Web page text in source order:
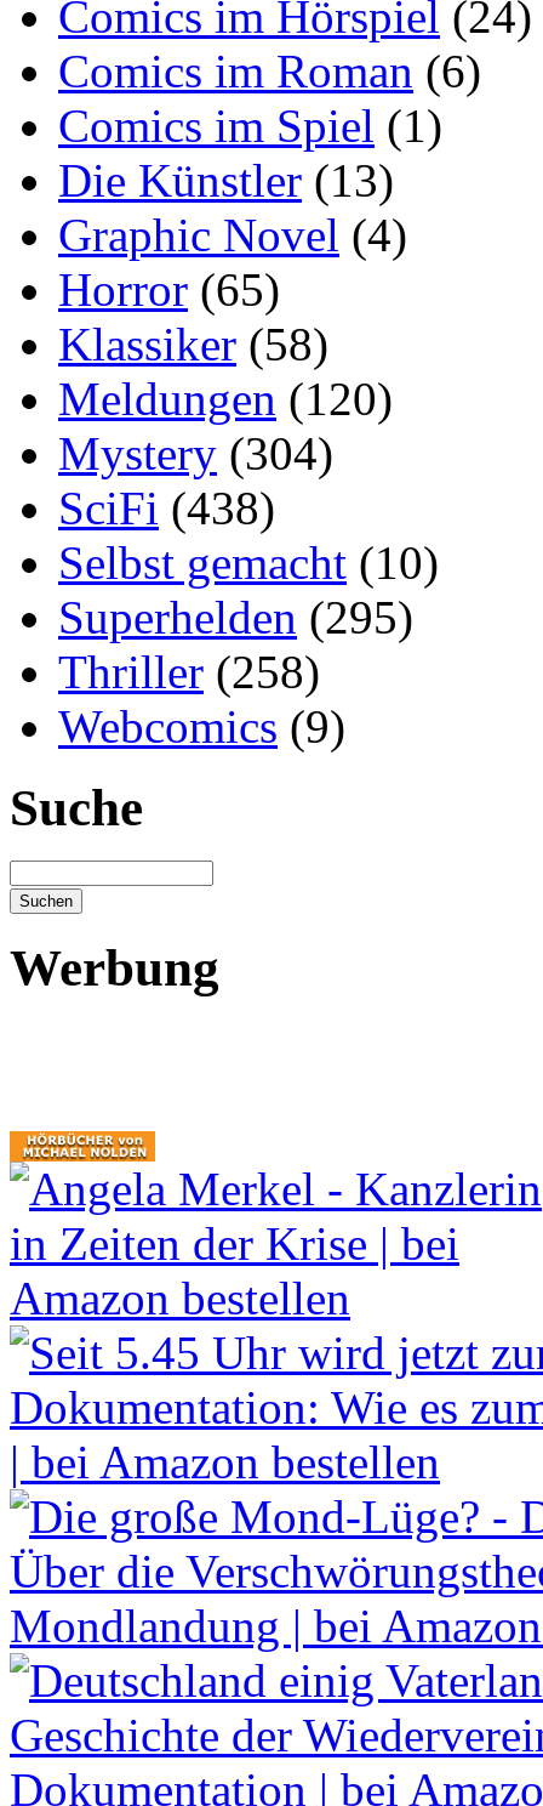
Comics im Hörspiel (24)
Comics im Roman (6)
Comics im Spiel (1)
Die Künstler (13)
Graphic Novel (4)
Horror (65)
Klassiker (58)
Meldungen (120)
Mystery (304)
SciFi (438)
Selbst gemacht (10)
Superhelden (295)
Thriller (258)
Webcomics (9)
Suche
Werbung